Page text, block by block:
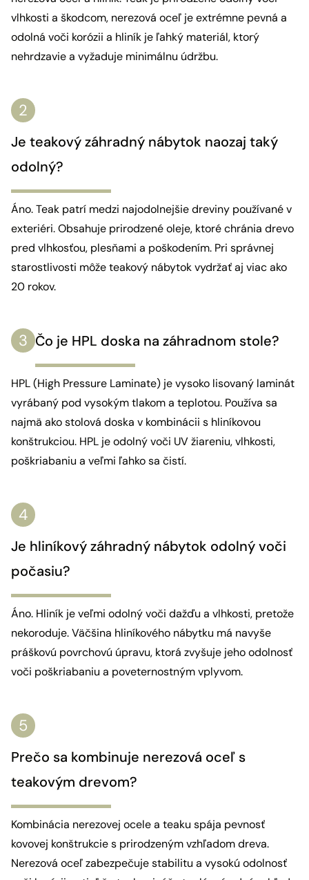
vlhkosti a škodcom, nerezová oceľ je extrémne pevná a
odolná voči korózii a hliník je ľahký materiál, ktorý
nehrdzavie a vyžaduje minimálnu údržbu.
Je teakový záhradný nábytok naozaj taký
odolný?
Áno. Teak patrí medzi najodolnejšie dreviny používané v
exteriéri. Obsahuje prirodzené oleje, ktoré chránia drevo
pred vlhkosťou, plesňami a poškodením. Pri správnej
starostlivosti môže teakový nábytok vydržať aj viac ako
20 rokov.
Čo je HPL doska na záhradnom stole?
HPL (High Pressure Laminate) je vysoko lisovaný laminát
vyrábaný pod vysokým tlakom a teplotou. Používa sa
najmä ako stolová doska v kombinácii s hliníkovou
konštrukciou. HPL je odolný voči UV žiareniu, vlhkosti,
poškriabaniu a veľmi ľahko sa čistí.
Je hliníkový záhradný nábytok odolný voči
počasiu?
Áno. Hliník je veľmi odolný voči dažďu a vlhkosti, pretože
nekoroduje. Väčšina hliníkového nábytku má navyše
práškovú povrchovú úpravu, ktorá zvyšuje jeho odolnosť
voči poškriabaniu a poveternostným vplyvom.
Prečo sa kombinuje nerezová oceľ s
teakovým drevom?
Kombinácia nerezovej ocele a teaku spája pevnosť
kovovej konštrukcie s prirodzeným vzhľadom dreva.
Nerezová oceľ zabezpečuje stabilitu a vysokú odolnosť